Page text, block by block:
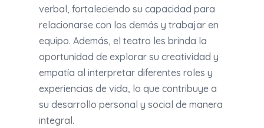
verbal, fortaleciendo su capacidad para
relacionarse con los demás y trabajar en
equipo. Además, el teatro les brinda la
oportunidad de explorar su creatividad y
empatía al interpretar diferentes roles y
experiencias de vida, lo que contribuye a
su desarrollo personal y social de manera
integral.